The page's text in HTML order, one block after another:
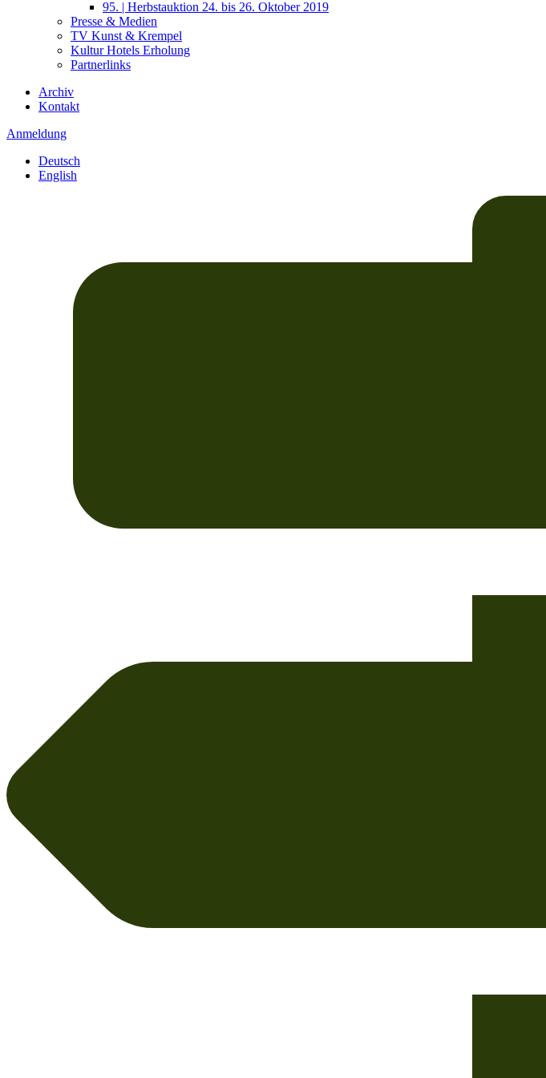
95. | Herbstauktion 24. bis 26. Oktober 2019
Presse & Medien
TV Kunst & Krempel
Kultur Hotels Erholung
Partnerlinks
Archiv
Kontakt
Anmeldung
Deutsch
English